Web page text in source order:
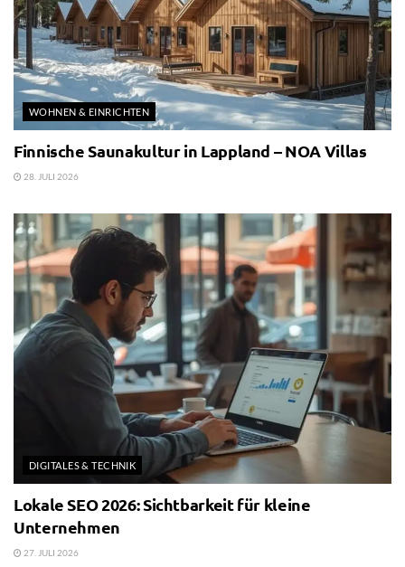
WOHNEN & EINRICHTEN
Finnische Saunakultur in Lappland – NOA Villas
28. JULI 2026
DIGITALES & TECHNIK
Lokale SEO 2026: Sichtbarkeit für kleine
Unternehmen
27. JULI 2026